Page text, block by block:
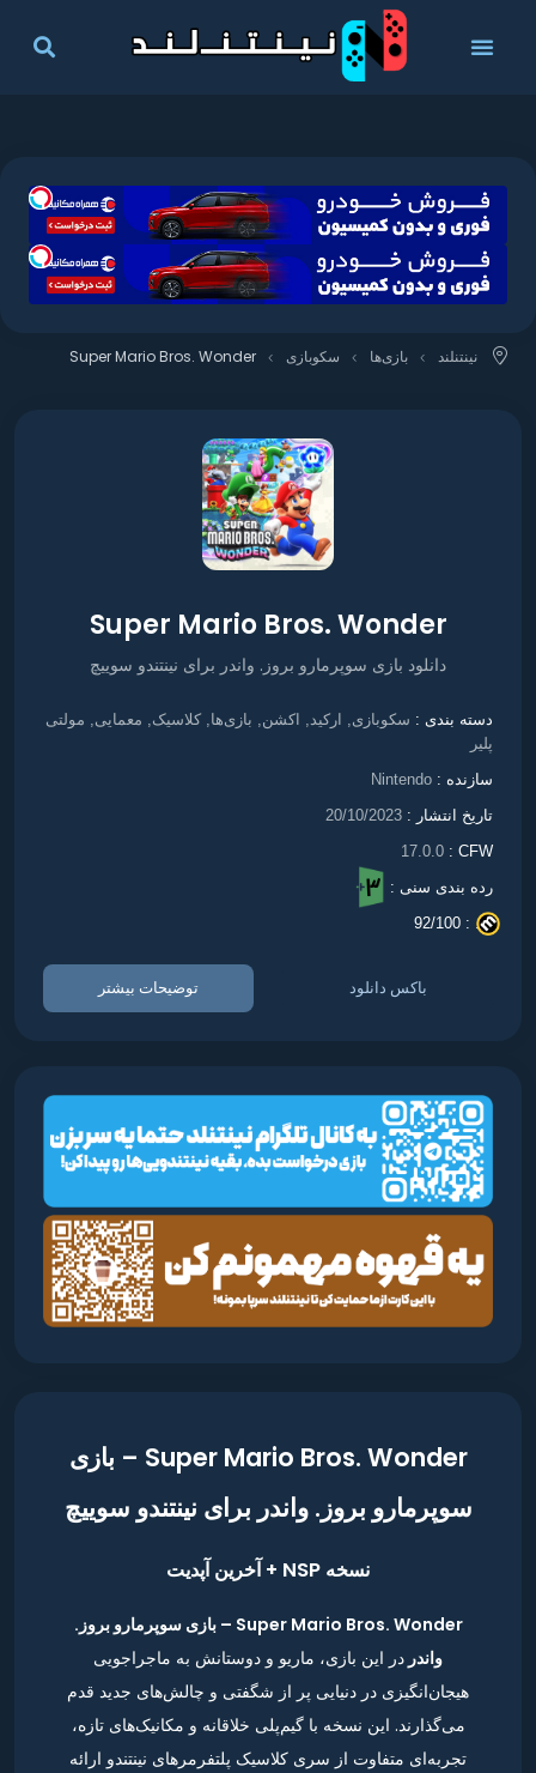
نینتنلند بازی‌ها سکوبازی Super Mario Bros. Wonder
Super Mario Bros. Wonder
دانلود بازی سوپرمارو بروز. واندر برای نینتندو سوییچ
دسته بندی : سکوبازی ارکید اکشن بازی‌ها کلاسیک معمایی مولتی
پلیر
سازنده : Nintendo
تاریخ انتشار : 20/10/2023
CFW :
17.0.0
رده بندی سنی :
. :
92/100
باکس دانلود توضیحات بیشتر
Super Mario Bros. Wonder – بازی
سوپرمارو بروز. واندر برای نینتندو سوییچ
نسخه NSP + آخرین آپدیت
Super Mario Bros. Wonder – بازی سوپرمارو بروز.
واندر در این بازی، ماریو و دوستانش به ماجراجویی
هیجان‌انگیزی در دنیایی پر از شگفتی و چالش‌های جدید قدم
می‌گذارند. این نسخه با گیم‌پلی خلاقانه و مکانیک‌های تازه،
تجربه‌ای متفاوت از سری کلاسیک پلتفرمرهای نینتندو ارائه